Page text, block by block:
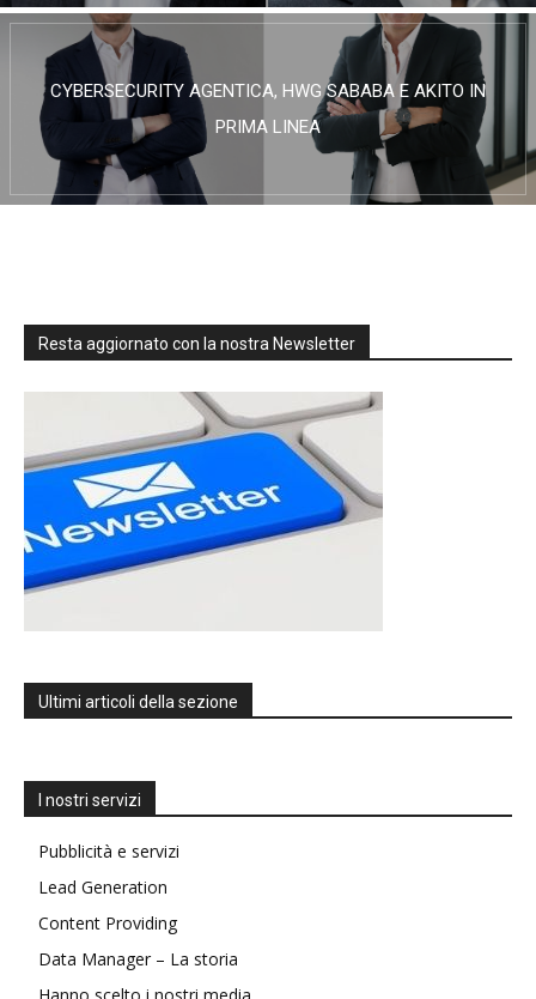
CYBERSECURITY AGENTICA, HWG SABABA E AKITO IN
PRIMA LINEA
Resta aggiornato con la nostra Newsletter
Ultimi articoli della sezione
I nostri servizi
Pubblicità e servizi
Lead Generation
Content Providing
Data Manager – La storia